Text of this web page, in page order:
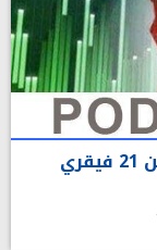
نشرة أخبار منتصف النهار ليوم الإثنين 21 فيقري